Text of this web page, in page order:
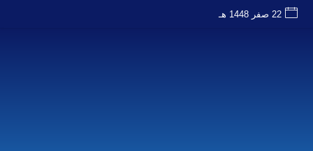
22 صفر 1448 هـ